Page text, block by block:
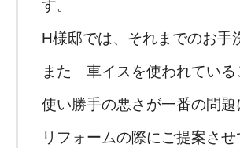
す。
H様邸では、それまでのお手
また 車イスを使われている
使い勝手の悪さが一番の問
リフォームの際にご提案さ